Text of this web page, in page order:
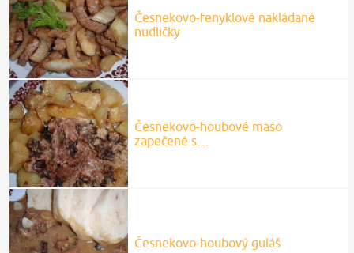
Česnekovo-fenyklové nakládané
nudličky
Česnekovo-houbové maso
zapečené s…
Česnekovo-houbový guláš